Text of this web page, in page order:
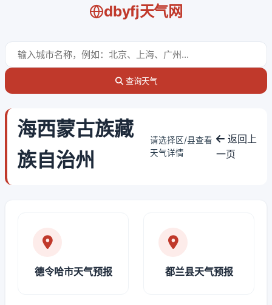
dbyfj天气网
查询天气
海西蒙古族藏
族自治州
请选择区/县查看
天气详情
返回上
一页
德令哈市天气预报 都兰县天气预报